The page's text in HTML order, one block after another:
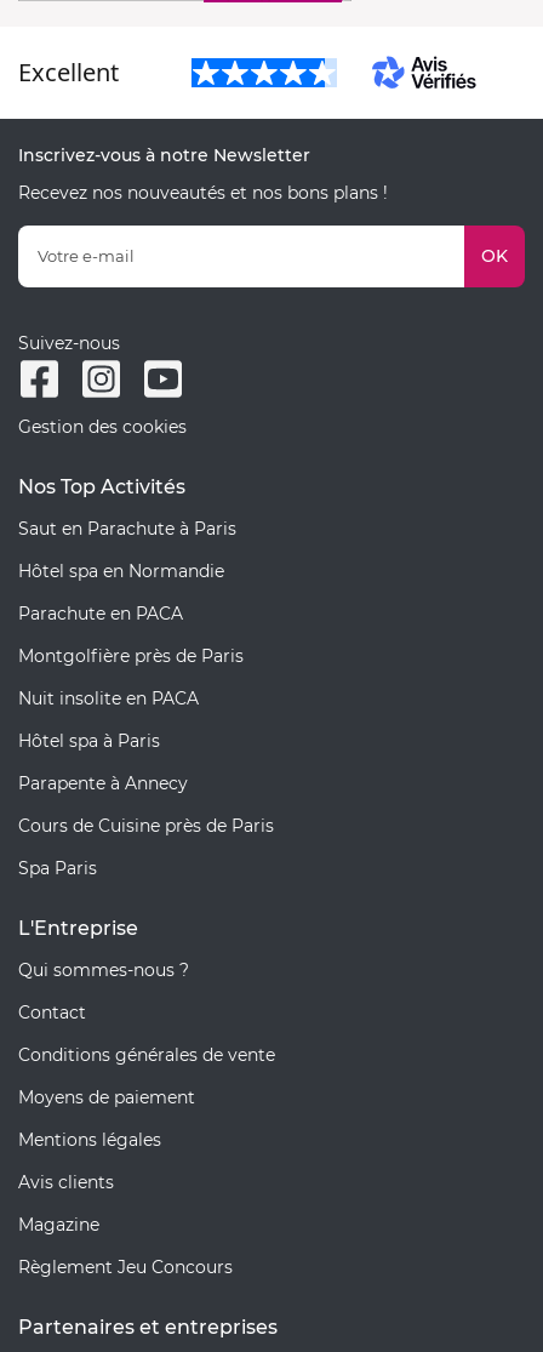
Excellent
Inscrivez-vous à notre Newsletter
Recevez nos nouveautés et nos bons plans !
OK
Suivez-nous
Gestion des cookies
Nos Top Activités
Saut en Parachute à Paris
Hôtel spa en Normandie
Parachute en PACA
Montgolfière près de Paris
Nuit insolite en PACA
Hôtel spa à Paris
Parapente à Annecy
Cours de Cuisine près de Paris
Spa Paris
L'Entreprise
Qui sommes-nous ?
Contact
Conditions générales de vente
Moyens de paiement
Mentions légales
Avis clients
Magazine
Règlement Jeu Concours
Partenaires et entreprises